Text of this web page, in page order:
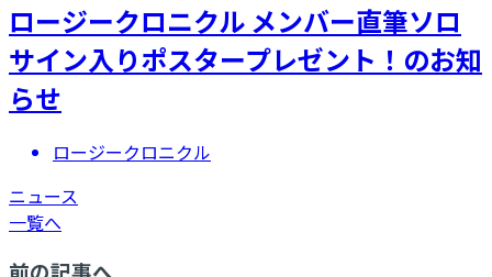
ロージークロニクル メンバー直筆ソロ
サイン入りポスタープレゼント！のお知
らせ
ロージークロニクル
ニュース
一覧へ
前の記事へ